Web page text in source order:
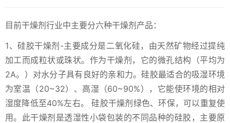
目前干燥剂行业中主要分六种干燥剂产品：
1、硅胶干燥剂-主要成分是二氧化硅，由天然矿物经过提纯
加工而成粒状或珠状。作为干燥剂，它的微孔结构（平均为
2A。）对水分子具有良好的亲和力。硅胶最适合的吸湿环境
为室温（20~32）、高湿（60~90%），它能使环境的相对
湿度降低至40%左右。 硅胶干燥剂绿色、环保，可以重复使
用。此干燥剂是透湿性小袋包装的不同品种的硅胶，主要原